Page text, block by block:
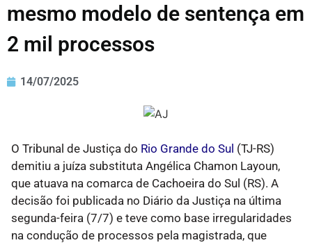
mesmo modelo de sentença em
2 mil processos
14/07/2025
O Tribunal de Justiça do Rio Grande do Sul (TJ-RS)
demitiu a juíza substituta Angélica Chamon Layoun,
que atuava na comarca de Cachoeira do Sul (RS). A
decisão foi publicada no Diário da Justiça na última
segunda-feira (7/7) e teve como base irregularidades
na condução de processos pela magistrada, que